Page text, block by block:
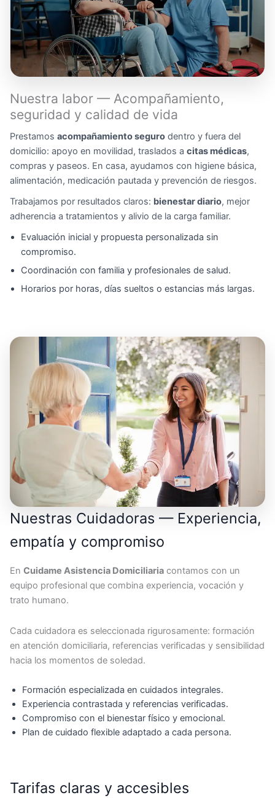
Nuestra labor — Acompañamiento,
seguridad y calidad de vida
Prestamos acompañamiento seguro dentro y fuera del
domicilio: apoyo en movilidad, traslados a citas médicas,
compras y paseos. En casa, ayudamos con higiene básica,
alimentación, medicación pautada y prevención de riesgos.
Trabajamos por resultados claros: bienestar diario, mejor
adherencia a tratamientos y alivio de la carga familiar.
Evaluación inicial y propuesta personalizada sin
compromiso.
Coordinación con familia y profesionales de salud.
Horarios por horas, días sueltos o estancias más largas.
Nuestras Cuidadoras — Experiencia,
empatía y compromiso
En Cuidame Asistencia Domiciliaria contamos con un
equipo profesional que combina experiencia, vocación y
trato humano.
Cada cuidadora es seleccionada rigurosamente: formación
en atención domiciliaria, referencias verificadas y sensibilidad
hacia los momentos de soledad.
Formación especializada en cuidados integrales.
Experiencia contrastada y referencias verificadas.
Compromiso con el bienestar físico y emocional.
Plan de cuidado flexible adaptado a cada persona.
Tarifas claras y accesibles